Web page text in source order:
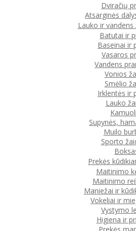
Dviračių
Atsarginės
Lauko ir vandens
Batutai ir
Baseinai ir
Vasaros
Vandens
Vonios
Smėlio
Irklentės ir
Lauko
Supynės,
Muilo
Sporto
Prekės
Maitinimo
Maitinimo
Maniežai ir
Vokeliai ir
Vystymo
Higiena ir
Prekės